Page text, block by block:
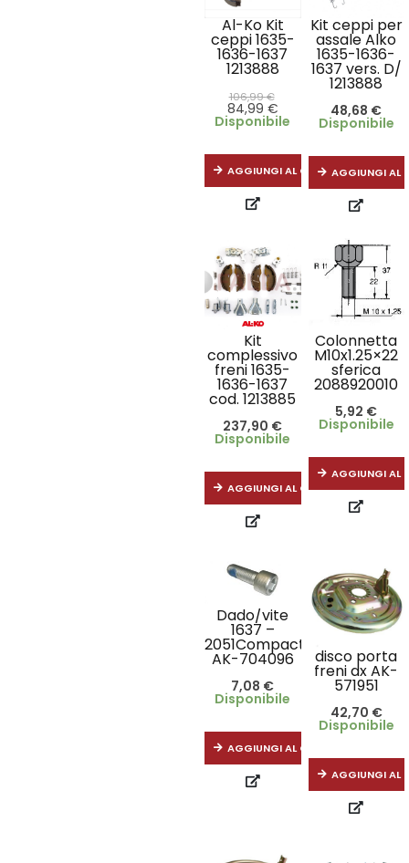
Al-Ko Kit
ceppi 1635-
1636-1637
1213888
106,99€
84,99 €
Disponibile
AGGIUNGI AL CARRELLO
Kit ceppi per
assale Alko
1635-1636-
1637 vers. D/
1213888
48,68 €
Disponibile
AGGIUNGI AL
Kit
complessivo
freni 1635-
1636-1637
cod. 1213885
237,90 €
Disponibile
AGGIUNGI AL CARRELLO
Colonnetta
M10x1.25×22
sferica
2088920010
5,92 €
Disponibile
AGGIUNGI AL
Dado/vite
1637 –
2051Compact
AK-704096
7,08 €
Disponibile
AGGIUNGI AL CARRELLO
disco porta
freni dx AK-
571951
42,70 €
Disponibile
AGGIUNGI AL